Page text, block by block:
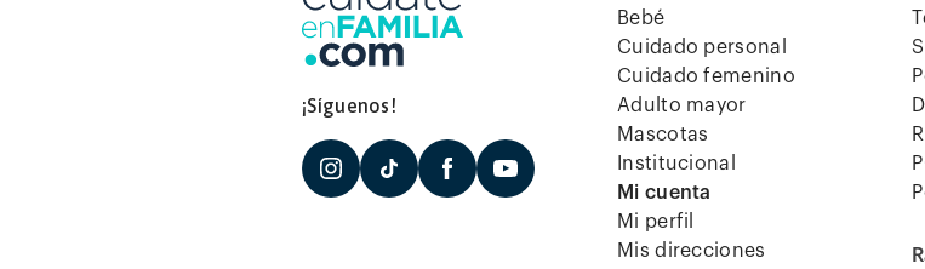
¡Síguenos!
Bebé
Cuidado personal
Cuidado femenino
Adulto mayor
Mascotas
Institucional
Mi cuenta
Mi perfil
Mis direcciones